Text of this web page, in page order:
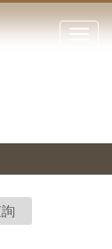
點
閉
站
停、
圖
圖
結